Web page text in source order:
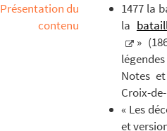
Présentation du
contenu
1477 la
la
»
Notes
Croix-
« Les
et